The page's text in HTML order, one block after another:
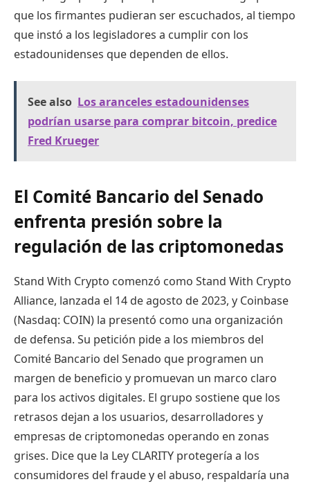
que los firmantes pudieran ser escuchados, al tiempo
que instó a los legisladores a cumplir con los
estadounidenses que dependen de ellos.
See also Los aranceles estadounidenses
podrían usarse para comprar bitcoin, predice
Fred Krueger
El Comité Bancario del Senado
enfrenta presión sobre la
regulación de las criptomonedas
Stand With Crypto comenzó como Stand With Crypto
Alliance, lanzada el 14 de agosto de 2023, y Coinbase
(Nasdaq: COIN) la presentó como una organización
de defensa. Su petición pide a los miembros del
Comité Bancario del Senado que programen un
margen de beneficio y promuevan un marco claro
para los activos digitales. El grupo sostiene que los
retrasos dejan a los usuarios, desarrolladores y
empresas de criptomonedas operando en zonas
grises. Dice que la Ley CLARITY protegería a los
consumidores del fraude y el abuso, respaldaría una